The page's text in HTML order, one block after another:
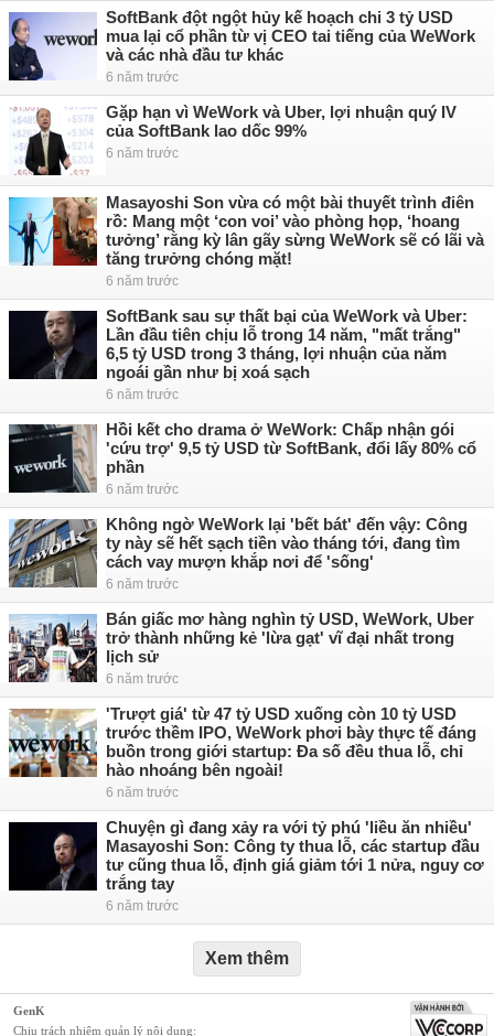
SoftBank đột ngột hủy kế hoạch chi 3 tỷ USD
mua lại cổ phần từ vị CEO tai tiếng của WeWork
và các nhà đầu tư khác
6 năm trước
Gặp hạn vì WeWork và Uber, lợi nhuận quý IV
của SoftBank lao dốc 99%
6 năm trước
Masayoshi Son vừa có một bài thuyết trình điên
rồ: Mang một ‘con voi’ vào phòng họp, ‘hoang
tưởng’ rằng kỳ lân gãy sừng WeWork sẽ có lãi và
tăng trưởng chóng mặt!
6 năm trước
SoftBank sau sự thất bại của WeWork và Uber:
Lần đầu tiên chịu lỗ trong 14 năm, "mất trắng"
6,5 tỷ USD trong 3 tháng, lợi nhuận của năm
ngoái gần như bị xoá sạch
6 năm trước
Hồi kết cho drama ở WeWork: Chấp nhận gói
'cứu trợ' 9,5 tỷ USD từ SoftBank, đổi lấy 80% cổ
phần
6 năm trước
Không ngờ WeWork lại 'bết bát' đến vậy: Công
ty này sẽ hết sạch tiền vào tháng tới, đang tìm
cách vay mượn khắp nơi để 'sống'
6 năm trước
Bán giấc mơ hàng nghìn tỷ USD, WeWork, Uber
trở thành những kẻ 'lừa gạt' vĩ đại nhất trong
lịch sử
6 năm trước
'Trượt giá' từ 47 tỷ USD xuống còn 10 tỷ USD
trước thềm IPO, WeWork phơi bày thực tế đáng
buồn trong giới startup: Đa số đều thua lỗ, chỉ
hào nhoáng bên ngoài!
6 năm trước
Chuyện gì đang xảy ra với tỷ phú 'liều ăn nhiều'
Masayoshi Son: Công ty thua lỗ, các startup đầu
tư cũng thua lỗ, định giá giảm tới 1 nửa, nguy cơ
trắng tay
6 năm trước
Xem thêm
GenK
Chịu trách nhiệm quản lý nội dung: